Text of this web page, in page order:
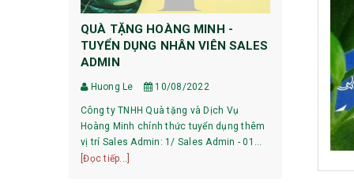
QUÀ TẶNG HOÀNG MINH -
TUYỂN DỤNG NHÂN VIÊN SALES
ADMIN
Huong Le 10/08/2022
Công ty TNHH Quà tặng và Dịch Vụ
Hoàng Minh chính thức tuyển dụng thêm
vị trí Sales Admin: 1/ Sales Admin - 01
nhân viên làm việc tại trụ sở Hà Nội.
[Đọc tiếp...]
HƯỚNG
DỰ
Huong Le
HƯỚNG
nay, việc
[Đọc tiếp...]